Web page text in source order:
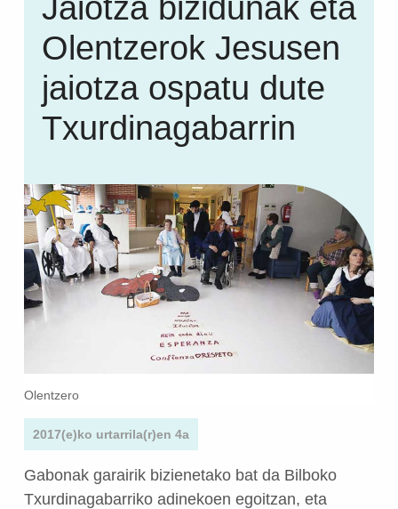
Jaiotza bizidunak eta
Olentzerok Jesusen
jaiotza ospatu dute
Txurdinagabarrin
Olentzero
2017(e)ko urtarrila(r)en 4a
Gabonak garairik bizienetako bat da Bilboko
Txurdinagabarriko adinekoen egoitzan, eta